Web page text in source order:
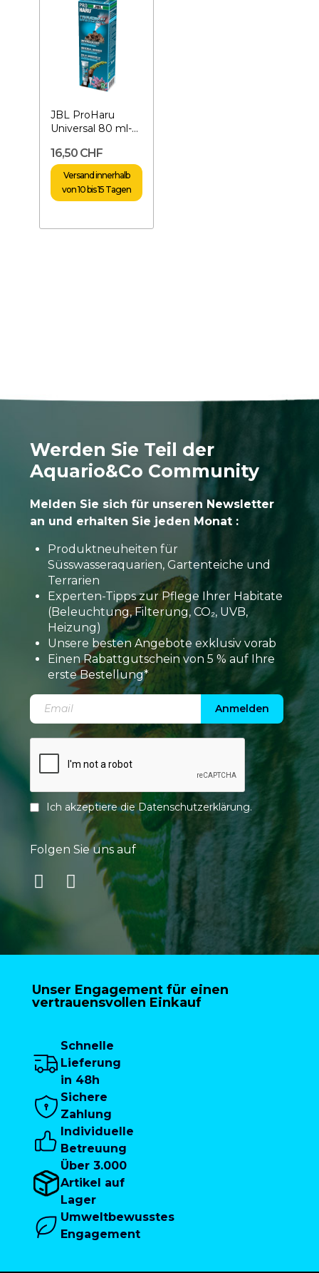
JBL ProHaru
Universal 80 ml-
16,50 CHF
Versand innerhalb
von 10 bis 15 Tagen
Werden Sie Teil der
Aquario&Co Community
Melden Sie sich für unseren Newsletter
an und erhalten Sie jeden Monat :
Produktneuheiten für
Süsswasseraquarien, Gartenteiche und
Terrarien
Experten-Tipps zur Pflege Ihrer Habitate
(Beleuchtung, Filterung, CO₂, UVB,
Heizung)
Unsere besten Angebote exklusiv vorab
Einen Rabattgutschein von 5 % auf Ihre
erste Bestellung*
Anmelden
Ich akzeptiere dieDatenschutzerklärung.
Folgen Sie uns auf
Unser Engagement für einen
vertrauensvollen Einkauf
Schnelle
Lieferung
in 48h
Sichere
Zahlung
Individuelle
Betreuung
Über 3.000
Artikel auf
Lager
Umweltbewusstes
Engagement